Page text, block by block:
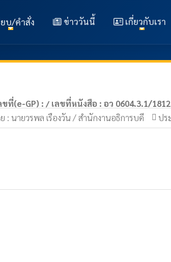
บ/คำสั่ง ข่าววันนี้ เกี่ยวกับเรา
ขที่(e-GP) : / เลขที่หนังสือ : อว 0604.3.1/1812
: นายวรพล เรืองวัน / สำนักงานอธิการบดี ปร